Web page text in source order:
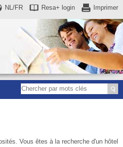
Imprimer
Resa+ login
NL/FR
Vous êtes à la recherche d'un hôtel